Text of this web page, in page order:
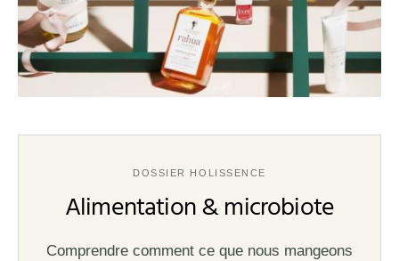
DOSSIER HOLISSENCE
Alimentation & microbiote
Comprendre comment ce que nous mangeons